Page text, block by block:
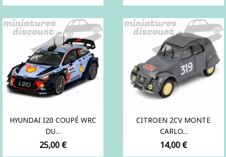
HYUNDAI I20 COUPÉ WRC
DU...
Prix
25,00 €
CITROEN 2CV MONTE
CARLO...
Prix
14,00 €